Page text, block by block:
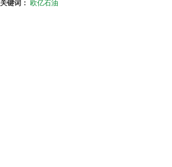
关键词： 欧亿石油